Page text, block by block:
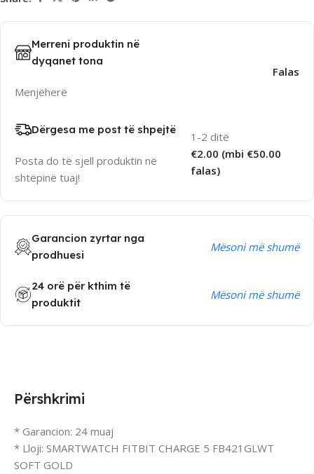
Merreni produktin në
dyqanet tona
Menjëherë
Falas
Dërgesa me post të shpejtë
Posta do të sjell produktin në
shtëpinë tuaj!
1-2 ditë
€2.00 (mbi €50.00
falas)
Garancion zyrtar nga
prodhuesi
Mësoni më shumë
24 orë për kthim të
produktit
Mësoni më shumë
Përshkrimi
* Garancion: 24 muaj
* Lloji: SMARTWATCH FITBIT CHARGE 5 FB421GLWT
SOFT GOLD